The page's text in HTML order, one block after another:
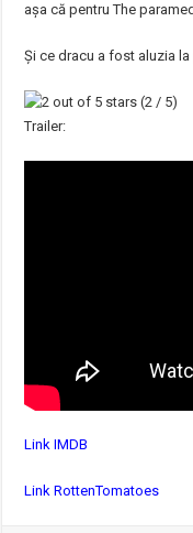
așa că pentru The
Și ce dracu a fost aluzia
(2 / 5)
Trailer:
Link IMDB
Link RottenTomatoes